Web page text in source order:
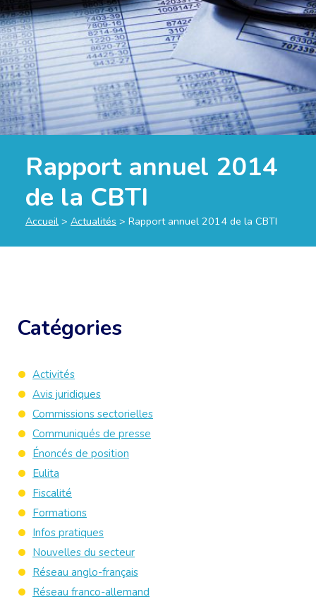
Rapport annuel 2014
de la CBTI
Accueil > Actualités > Rapport annuel 2014 de la CBTI
Catégories
Activités
Avis juridiques
Commissions sectorielles
Communiqués de presse
Énoncés de position
Eulita
Fiscalité
Formations
Infos pratiques
Nouvelles du secteur
Réseau anglo-français
Réseau franco-allemand